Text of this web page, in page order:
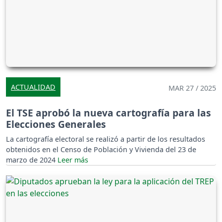
ACTUALIDAD MAR 27 / 2025
El TSE aprobó la nueva cartografía para las
Elecciones Generales
La cartografía electoral se realizó a partir de los resultados
obtenidos en el Censo de Población y Vivienda del 23 de
marzo de 2024